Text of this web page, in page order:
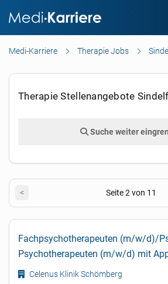
Medi-Karriere Therapie Jobs
Therapie Stellenangebote
Suche weiter
Seite 2 von 11
<
Fachpsychotherapeuten (m/w/d)/
Psychotherapeuten (m/w/d) mit
Celenus Klinik Schömberg